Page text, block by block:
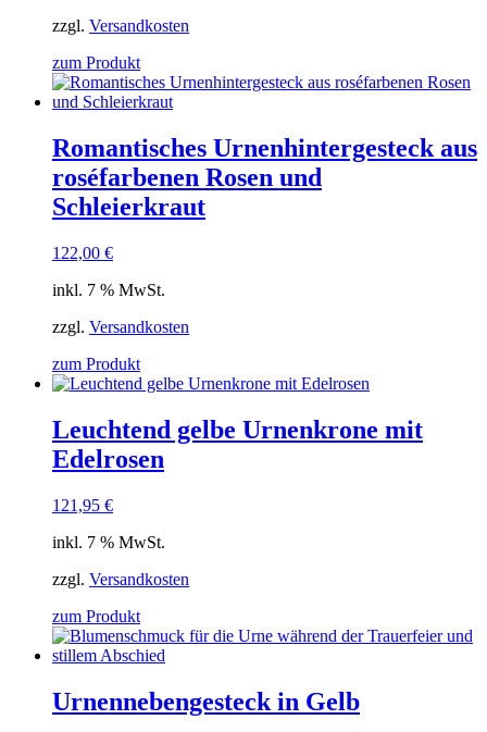
zzgl. Versandkosten
zum Produkt
Romantisches Urnenhintergesteck aus
roséfarbenen Rosen und
Schleierkraut
122,00 €
inkl. 7 % MwSt.
zzgl. Versandkosten
zum Produkt
Leuchtend gelbe Urnenkrone mit
Edelrosen
121,95 €
inkl. 7 % MwSt.
zzgl. Versandkosten
zum Produkt
Urnennebengesteck in Gelb